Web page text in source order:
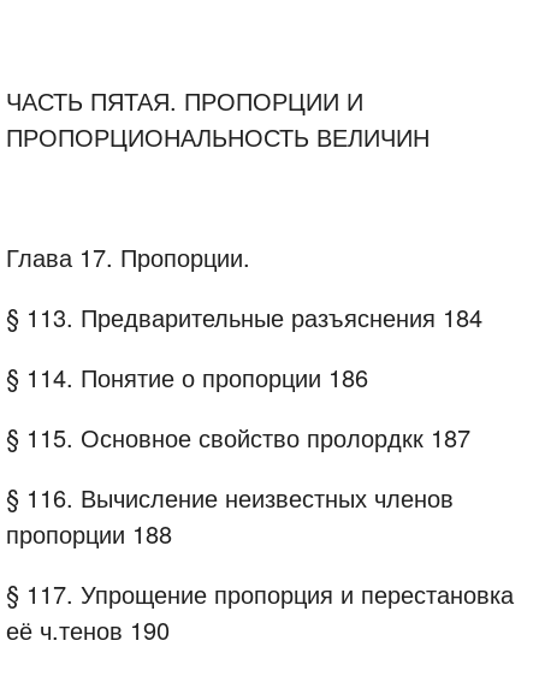
ЧАСТЬ ПЯТАЯ. ПРОПОРЦИИ И
ПРОПОРЦИОНАЛЬНОСТЬ ВЕЛИЧИН
Глава 17. Пропорции.
§ 113. Предварительные разъяснения 184
§ 114. Понятие о пропорции 186
§ 115. Основное свойство пролордкк 187
§ 116. Вычисление неизвестных членов
пропорции 188
§ 117. Упрощение пропорция и перестановка
её ч.тенов 190